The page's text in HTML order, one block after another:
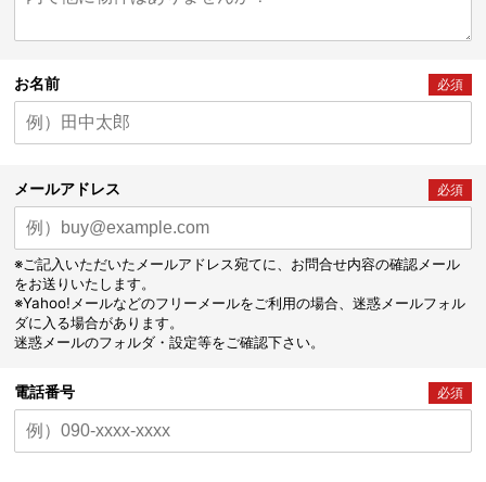
お名前 必須
メールアドレス 必須
※ご記入いただいたメールアドレス宛てに、お問合せ内容の確認メール
をお送りいたします。
※Yahoo!メールなどのフリーメールをご利用の場合、迷惑メールフォル
ダに入る場合があります。
迷惑メールのフォルダ・設定等をご確認下さい。
電話番号 必須